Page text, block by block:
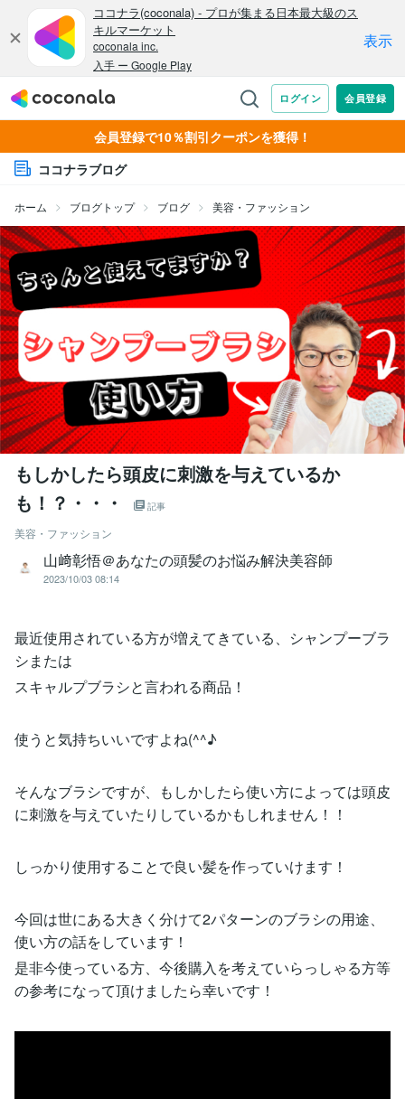
会員登録で10％割引クーポンを獲得！
ココナラブログ
ホーム ブログトップ ブログ 美容・ファッション
もしかしたら頭皮に刺激を与えているか
も！？・・・
記事
美容・ファッション
山﨑彰悟＠あなたの頭髪のお悩み解決美容師
2023/10/03 08:14
最近使用されている方が増えてきている、シャンプーブラ
シまたは
スキャルプブラシと言われる商品！
使うと気持ちいいですよね(^^♪
そんなブラシですが、もしかしたら使い方によっては頭皮
に刺激を与えていたりしているかもしれません！！
しっかり使用することで良い髪を作っていけます！
今回は世にある大きく分けて2パターンのブラシの用途、
使い方の話をしています！
是非今使っている方、今後購入を考えていらっしゃる方等
の参考になって頂けましたら幸いです！